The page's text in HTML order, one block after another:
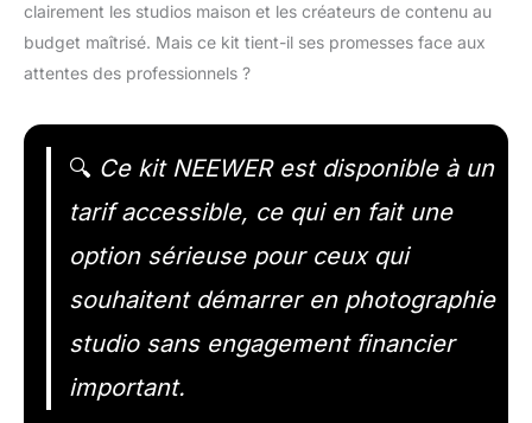
clairement les studios maison et les créateurs de contenu au
budget maîtrisé. Mais ce kit tient-il ses promesses face aux
attentes des professionnels ?
🔍 Ce kit NEEWER est disponible à un
tarif accessible, ce qui en fait une
option sérieuse pour ceux qui
souhaitent démarrer en photographie
studio sans engagement financier
important.